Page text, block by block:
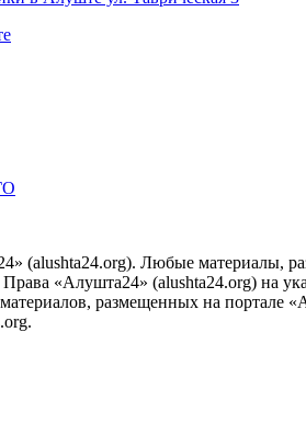
(alushta24.org). Любые материалы,
«Алушта24» (alushta24.org) на
размещенных на портале